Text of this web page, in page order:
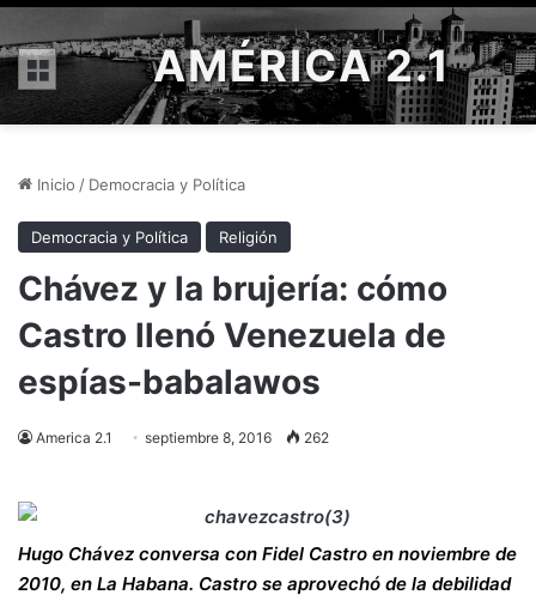
Menú AMÉRICA 2.1
Inicio / Democracia y Política
Democracia y Política Religión
Chávez y la brujería: cómo
Castro llenó Venezuela de
espías-babalawos
America 2.1 septiembre 8, 2016 262
Hugo Chávez conversa con Fidel Castro en noviembre de
2010, en La Habana. Castro se aprovechó de la debilidad